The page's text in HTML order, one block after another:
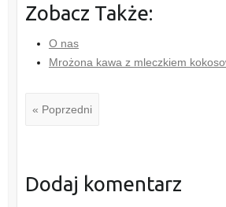
Zobacz Także:
O nas
Mrożona kawa z mleczkiem
« Poprzedni
Dodaj komentarz